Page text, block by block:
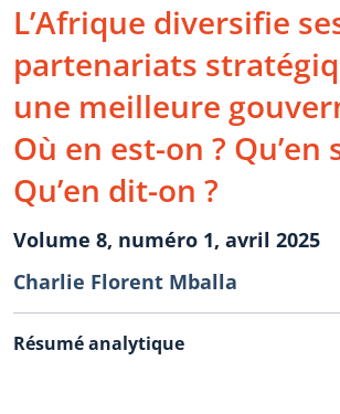
L’Afrique diversifie
partenariats
une meilleure
Où en est-on ? Qu’en
Qu’en dit-on ?
Volume 8, numéro 1, avril 2025
Charlie Florent Mballa
Résumé analytique